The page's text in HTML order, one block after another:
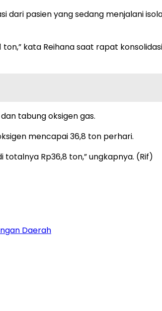
dari pasien yang sedang menjalani
kata Reihana saat rapat
tabung oksigen gas.
mencapai 36,8 ton perhari.
Rp36,8 ton,” ungkapnya. (Rif)
Daerah